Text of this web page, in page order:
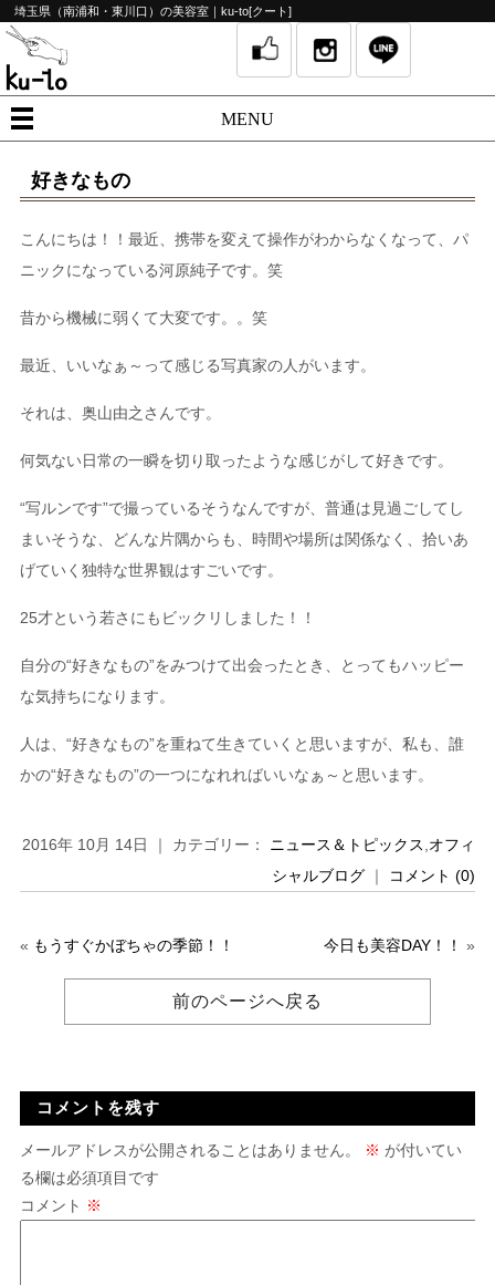
埼玉県（南浦和・東川口）の美容室｜ku-to[クート]
MENU
好きなもの
こんにちは！！最近、携帯を変えて操作がわからなくなって、パ
ニックになっている河原純子です。笑
昔から機械に弱くて大変です。。笑
最近、いいなぁ～って感じる写真家の人がいます。
それは、奥山由之さんです。
何気ない日常の一瞬を切り取ったような感じがして好きです。
“写ルンです”で撮っているそうなんですが、普通は見過ごしてし
まいそうな、どんな片隅からも、時間や場所は関係なく、拾いあ
げていく独特な世界観はすごいです。
25才という若さにもビックリしました！！
自分の“好きなもの”をみつけて出会ったとき、とってもハッピー
な気持ちになります。
人は、“好きなもの”を重ねて生きていくと思いますが、私も、誰
かの“好きなもの”の一つになれればいいなぁ～と思います。
2016年 10月 14日 ｜ カテゴリー： ニュース＆トピックス オフィ
シャルブログ ｜ コメント (0)
« もうすぐかぼちゃの季節！！ 今日も美容DAY！！ »
前のページへ戻る
コメントを残す
メールアドレスが公開されることはありません。 ※ が付いてい
る欄は必須項目です
コメント ※